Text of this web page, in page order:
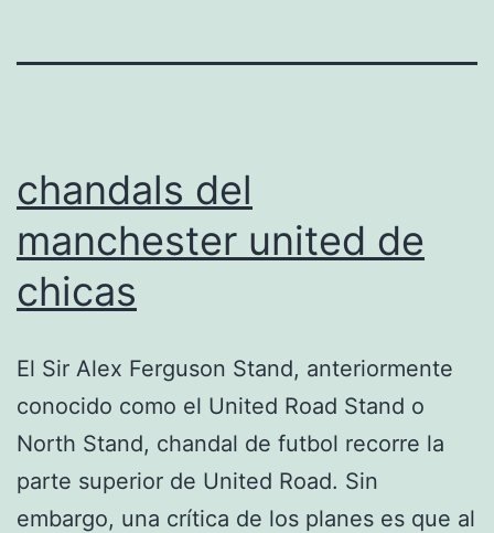
chandals del
manchester united de
chicas
El Sir Alex Ferguson Stand, anteriormente
conocido como el United Road Stand o
North Stand, chandal de futbol recorre la
parte superior de United Road. Sin
embargo, una crítica de los planes es que al